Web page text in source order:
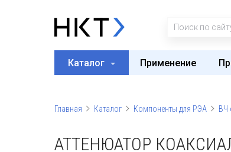
Каталог Применение
Главная Каталог Компоненты для РЭА ВЧ
АТТЕНЮАТОР